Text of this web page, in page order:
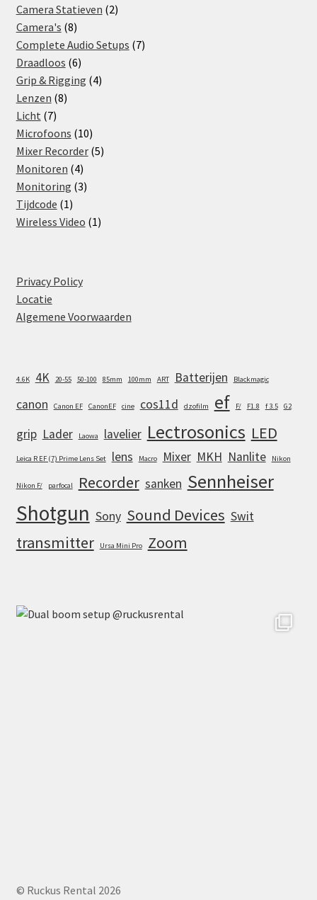
products
Camera Statieven 22
Camera's 88
products
Complete Audio Setups 77
Draadloos 66
products
Grip & Rigging 44
Lenzen 88
Licht 77
products
Microfoons 1010
products
Mixer Recorder 55
Monitoren 44
products
Monitoring 33
Tijdcode 11
product
Wireless Video 11
Privacy Policy
Locatie
Algemene Voorwaarden
4.6K 4K 20-55 50-100 85mm 100mm ART Batterijen Blackmagic
canon Canon EF CanonEF cine cos11d dzofilm ef F/ F1.8 f 3.5 G2
grip Lader Laowa lavelier Lectrosonics LED
Leica R EF (7) Prime Lens Set lens Macro Mixer MKH Nanlite Nikon
Nikon F/ parfocal Recorder sanken Sennheiser
Shotgun Sony Sound Devices Swit
transmitter Ursa Mini Pro Zoom
© Ruckus Rental 2026